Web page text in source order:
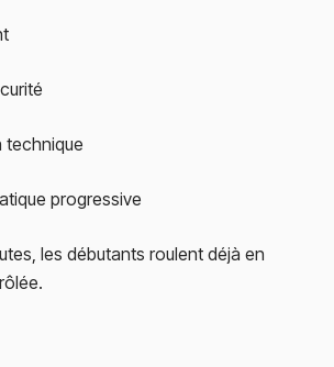
technique
progressive
les débutants roulent déjà en